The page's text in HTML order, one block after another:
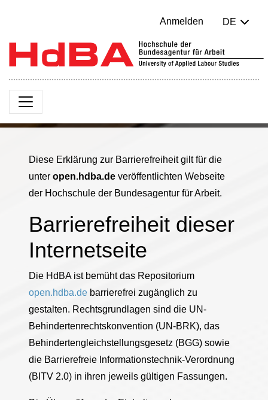
Anmelden DE
Diese Erklärung zur Barrierefreiheit gilt für die
unter open.hdba.de veröffentlichten Webseite
der Hochschule der Bundesagentur für Arbeit.
Barrierefreiheit dieser
Internetseite
Die HdBA ist bemüht das Repositorium
open.hdba.de barrierefrei zugänglich zu
gestalten. Rechtsgrundlagen sind die UN-
Behindertenrechtskonvention (UN-BRK), das
Behindertengleichstellungsgesetz (BGG) sowie
die Barrierefreie Informationstechnik-Verordnung
(BITV 2.0) in ihren jeweils gültigen Fassungen.